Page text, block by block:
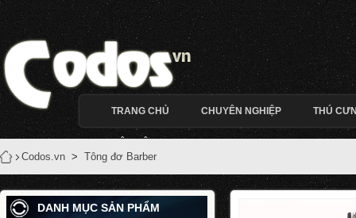
TRANG CHỦ CHUYÊN NGHIỆP THÚ
Codos.vn > Tông đơ Barber
DANH MỤC SẢN PHẨM